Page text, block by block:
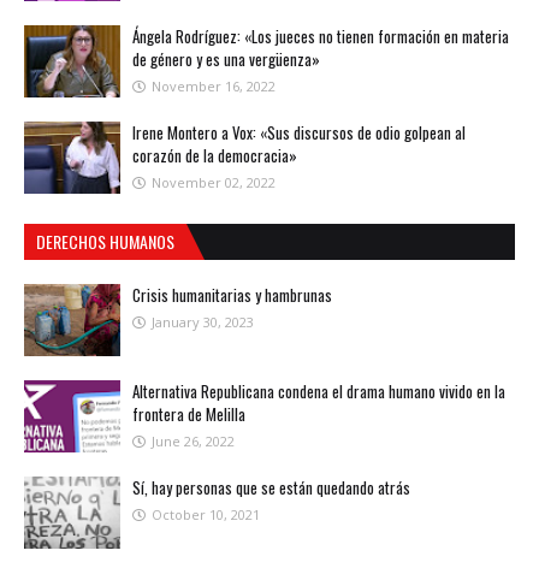
Ángela Rodríguez: «Los jueces no tienen formación en materia
de género y es una vergüenza»
November 16, 2022
Irene Montero a Vox: «Sus discursos de odio golpean al
corazón de la democracia»
November 02, 2022
DERECHOS HUMANOS
Crisis humanitarias y hambrunas
January 30, 2023
Alternativa Republicana condena el drama humano vivido en la
frontera de Melilla
June 26, 2022
Sí, hay personas que se están quedando atrás
October 10, 2021